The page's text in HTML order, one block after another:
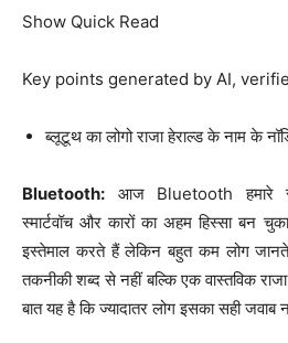
Show Quick Read
Key points generated by AI,
ब्लूटूथ का लोगो राजा हेराल्ड के नाम के
Bluetooth: आज Bluetooth हमारे
स्मार्टवॉच और कारों का अहम हिस्सा बन
इस्तेमाल करते हैं लेकिन बहुत कम लोग
तकनीकी शब्द से नहीं बल्कि एक वास्तविक
बात यह है कि ज्यादातर लोग इसका सही जवाब